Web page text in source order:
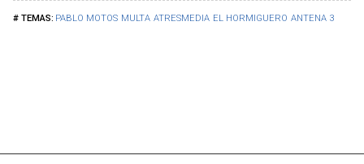
PABLO MOTOS MULTA ATRESMEDIA EL HORMIGUERO ANTENA 3